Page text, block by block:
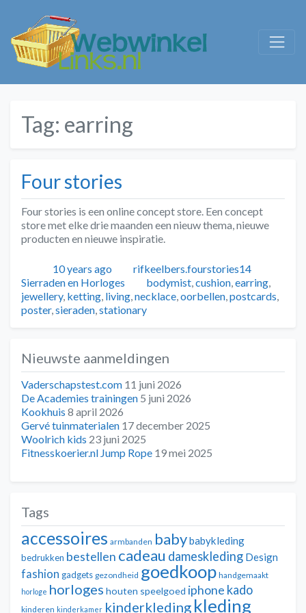
Tag: earring
Four stories
Four stories is een online concept store. Een concept
store met elke drie maanden een nieuw thema, nieuwe
producten en nieuwe inspiratie.
Geplaatst
10 years ago Auteur
rifkeelbers.fourstories14
Sierraden en Horloges
Tags
bodymist cushion earring
jewellery, ketting living necklace oorbellen postcards
poster, sieraden stationary
Nieuwste aanmeldingen
Vaderschapstest.com 11 juni 2026
De Academies trainingen 5 juni 2026
Kookhuis 8 april 2026
Gervé tuinmaterialen 17 december 2025
Woolrich kids 23 juni 2025
Fitnesskoerier.nl Jump Rope 19 mei 2025
Tags
accessoires armbanden babybabykleding
bedrukken bestellen cadeau dameskleding Design
fashion gadgets gezondheid goedkoop handgemaakt
horloge horloges houten speelgoed iphone kado
kinderen kinderkamer kinderkleding kleding